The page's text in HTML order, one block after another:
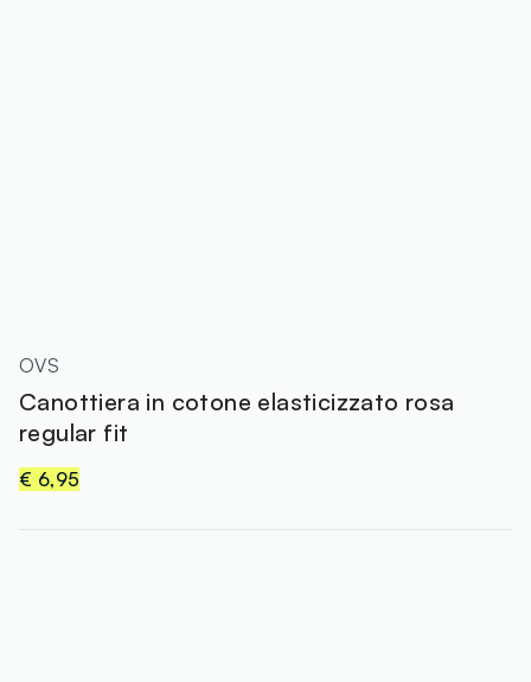
OVS
Canottiera in cotone elasticizzato rosa
regular fit
€ 6,95